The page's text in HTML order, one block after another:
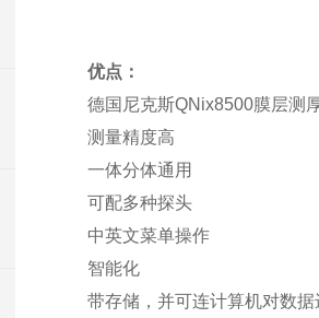
优点：
德国尼克斯QNix8500膜层测
测量精度高
一体分体通用
可配多种探头
中英文菜单操作
智能化
带存储，并可连计算机对数